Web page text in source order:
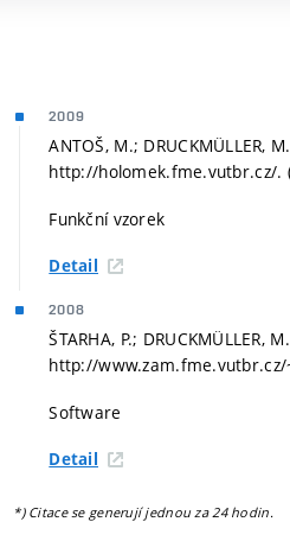
2009
ANTOŠ, M.; DRUCKMÜLLER,
http://holomek.fme.vutbr.cz/.
Funkční vzorek
Detail
2008
ŠTARHA, P.; DRUCKMÜLLER,
http://
Software
Detail
*) Citace se generují jednou za 24 hodin.